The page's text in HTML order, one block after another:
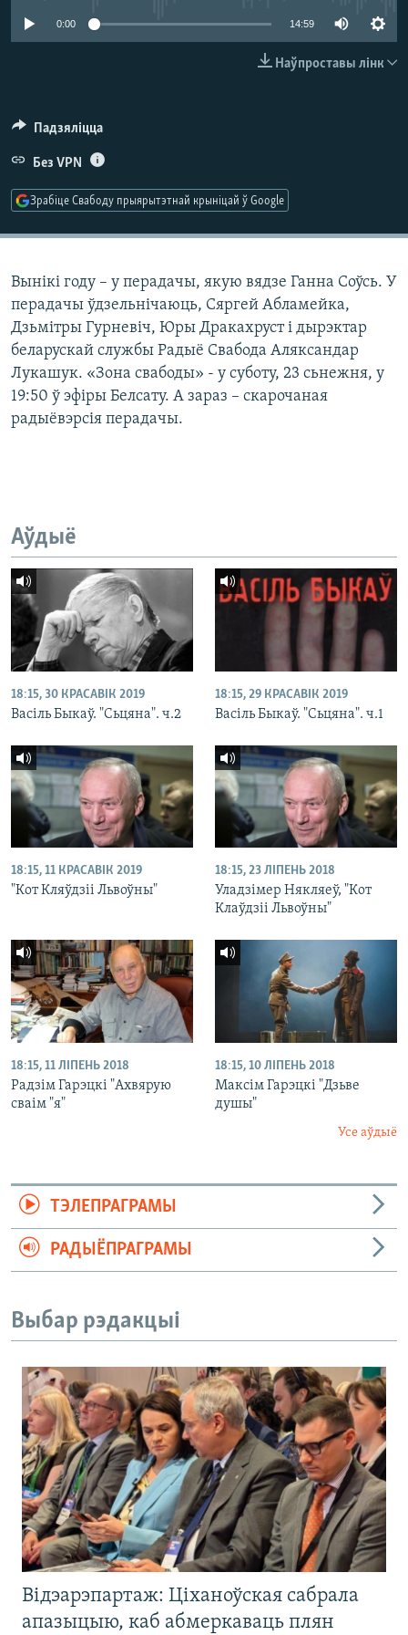
КАЛЯНДАР
НА ХВАЛЯХ СВАБОДЫ
0:00 14:59
Наўпроставы лінк
Падзяліцца
Без VPN
Зрабіце Свабоду прыярытэтнай крыніцай ў Google
Вынікі году – у перадачы, якую вядзе Ганна Соўсь. У
перадачы ўдзельнічаюць, Сяргей Абламейка,
Дзьмітры Гурневіч, Юры Дракахруст і дырэктар
беларускай службы Радыё Свабода Аляксандар
Лукашук. «Зона свабоды» - у суботу, 23 сьнежня, у
19:50 ў эфіры Белсату. А зараз – скарочаная
радыёвэрсія перадачы.
Аўдыё
18:15, 30 КРАСАВІК 2019
Васіль Быкаў. "Сьцяна". ч.2
18:15, 29 КРАСАВІК 2019
Васіль Быкаў. "Сьцяна". ч.1
18:15, 11 КРАСАВІК 2019
"Кот Кляўдзіі Львоўны"
18:15, 23 ЛІПЕНЬ 2018
Уладзімер Някляеў, "Кот
Клаўдзіі Львоўны"
18:15, 11 ЛІПЕНЬ 2018
Радзім Гарэцкі "Ахвярую
сваім "я"
18:15, 10 ЛІПЕНЬ 2018
Максім Гарэцкі "Дзьве
душы"
Усе аўдыё
ТЭЛЕПРАГРАМЫ
РАДЫЁПРАГРАМЫ
Выбар рэдакцыі
Відэарэпартаж: Ціханоўская сабрала
апазыцыю, каб абмеркаваць плян